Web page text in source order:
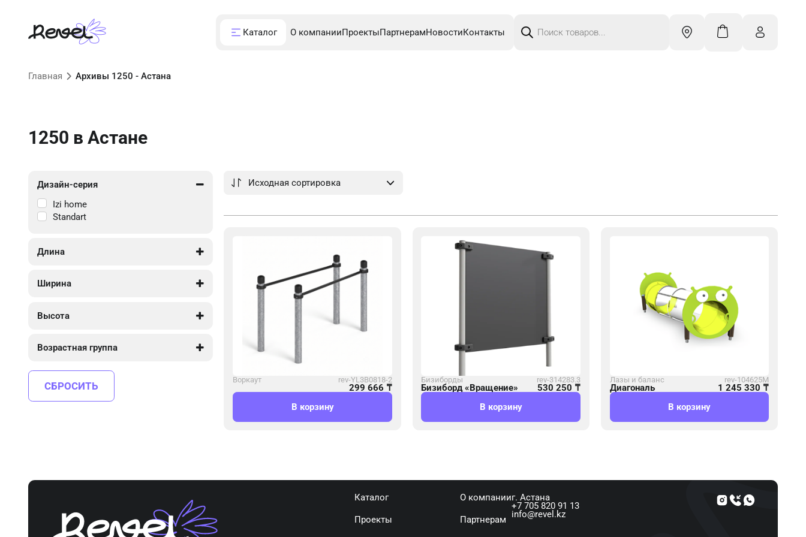
Каталог О компанииПроектыПартнерамНовостиКонтакты
товаров
Главная Архивы 1250 - Астана
1250 в Астане
Дизайн-серия
Izi home
Standart
Длина
Ширина
Высота
Возрастная группа
от 5 до 12
от 8
СБРОСИТЬ
Воркаут rev-YL3B0818-2
299 666 ₸
В корзину
Бизиборды rev-314283.3
Бизиборд «Вращение» 530 250 ₸
В корзину
Лазы и баланс rev-104625M
Диагональ 1 245 330 ₸
В корзину
Каталог О компании
Проекты Партнерам
г. Астана
+7 705 820 91 13
info@revel.kz